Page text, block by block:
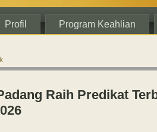
Profil Program Keahlian
Raih Predikat